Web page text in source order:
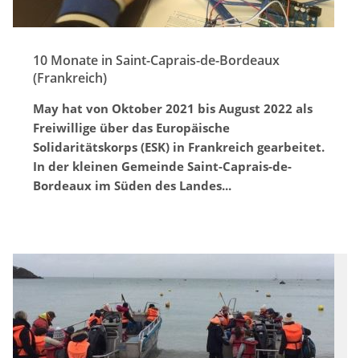
10 Monate in Saint-Caprais-de-Bordeaux
(Frankreich)
May hat von Oktober 2021 bis August 2022 als
Freiwillige über das Europäische
Solidaritätskorps (ESK) in Frankreich gearbeitet.
In der kleinen Gemeinde Saint-Caprais-de-
Bordeaux im Süden des Landes...